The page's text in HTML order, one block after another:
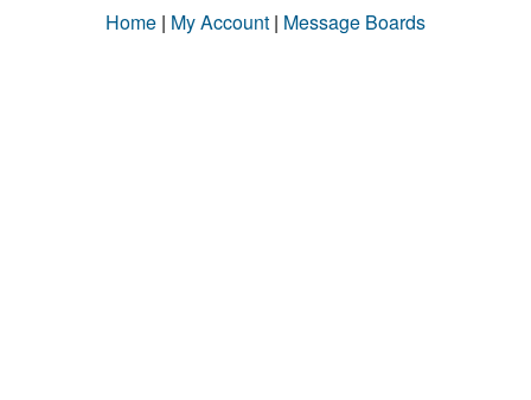
Home | My Account | Message Boards